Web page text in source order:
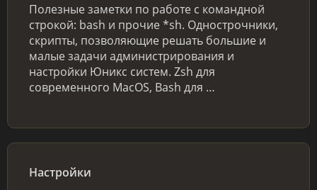
Полезные заметки по работе с командной
строкой: bash и прочие *sh. Однострочники,
скрипты, позволяющие решать большие и
малые задачи администрирования и
настройки Юникс систем. Zsh для
современного MacOS, Bash для …
Настройки